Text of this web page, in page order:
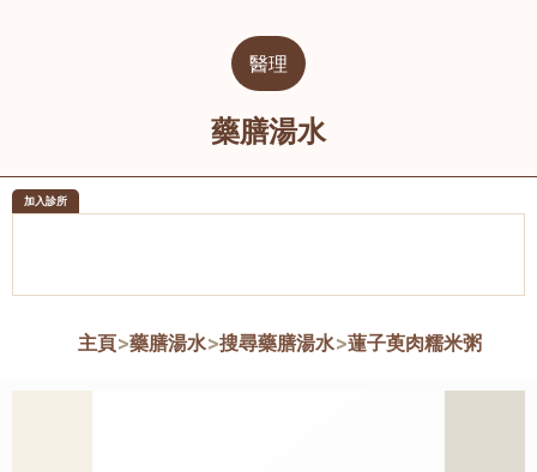
醫理
藥膳湯水
加入診所
主頁>藥膳湯水>搜尋藥膳湯水>蓮子萸肉糯米粥